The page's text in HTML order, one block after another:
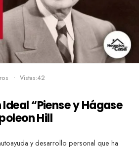
• Vistas:42
Ideal “Piense y Hágase
Hill
y desarrollo personal que ha